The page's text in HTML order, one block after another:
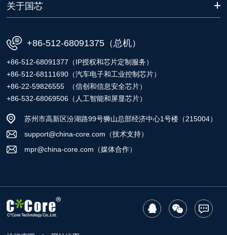
关于国芯
+86-512-68091375（总机）
+86-512-68091377（IP授权和芯片定制服务）
+86-512-68111690（汽车电子和工业控制芯片）
+86-22-59826555 （信创和信息安全芯片）
+86-532-68069506（人工智能和屏显芯片）
苏州市高新区汾湖路99号狮山总部经济中心1号楼（215004）
support@china-core.com（技术支持）
mpr@china-core.com（媒体合作）